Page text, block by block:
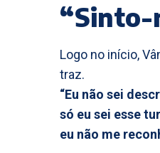
“Sinto-
Logo no início,
traz.
“Eu não sei
só eu sei esse
eu não me